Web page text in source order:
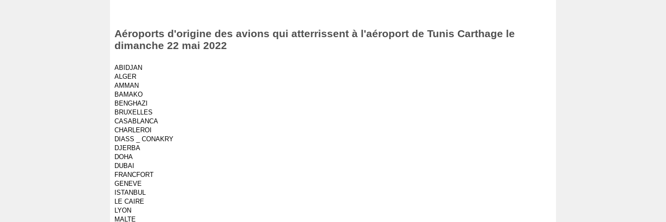
Aéroports d'origine des avions qui atterrissent à l'aéroport de Tunis Carthage le
dimanche 22 mai 2022
ABIDJAN
ALGER
AMMAN
BAMAKO
BENGHAZI
BRUXELLES
CASABLANCA
CHARLEROI
DIASS _ CONAKRY
DJERBA
DOHA
DUBAI
FRANCFORT
GENEVE
ISTANBUL
LE CAIRE
LYON
MALTE